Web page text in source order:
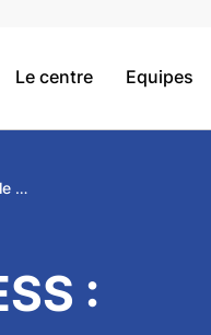
Le centre Equipes
Séminaire CRESS : Gabrielle Garon-Carrier & Caroline Fitzpatrick "Promouvoir la santé et le bien-être au cours de l'enfance : enseignements issus de recherches longitudinales"
: